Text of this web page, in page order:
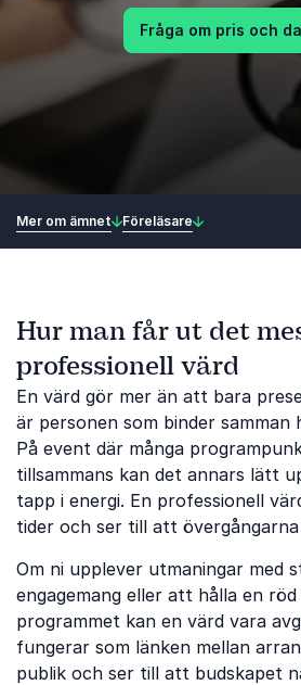
Fråga om pris och
Mer om ämnet Föreläsare
Hur man får ut det
professionell värd
En värd gör mer än att bara
är personen som binder samman
På event där många
tillsammans kan det annars lätt
tapp i energi. En professionell
tider och ser till att
Om ni upplever utmaningar med
engagemang eller att hålla en
programmet kan en värd vara
fungerar som länken mellan
publik och ser till att budskapet